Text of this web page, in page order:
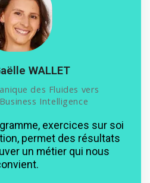
WALLET
des Fluides vers
Intelligence
exercices sur soi
permet des résultats
un métier qui nous